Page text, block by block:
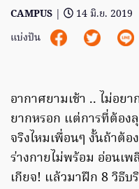
CAMPUS |
14 มิ.ย. 2019
แบ่งปัน
อากาศยามเช้า .. ไม่อย
ยากหรอก แต่การที่ต้อง
จริงไหมเพื่อนๆ งั้นถ้าต้
ร่างกายไม่พร้อม อ่อนเ
เกียจ! แล้วมาฝึก 8 วิธีบ